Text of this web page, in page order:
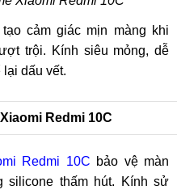
cảm giác mịn màng khi
trội. Kính siêu mỏng, dễ
dấu vết.
Redmi 10C
Redmi 10C bảo vệ màn
silicone thấm hút. Kính sử